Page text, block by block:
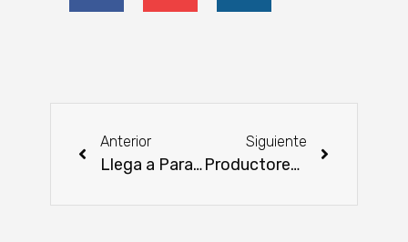
Anterior
Llega a Paraguay el nuevo Porsche Macan T
Siguiente
Productores recaudaron más de Gs. 212 millones de ingresos